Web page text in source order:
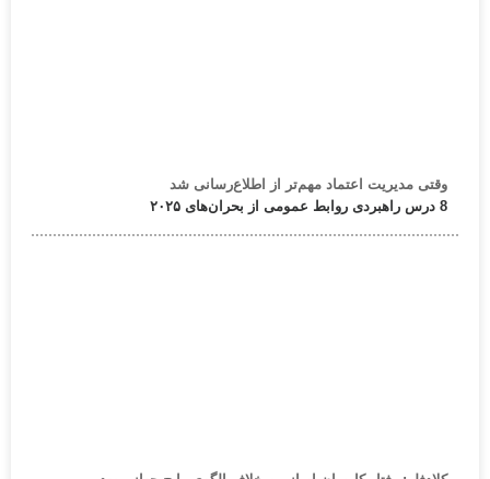
وقتی مدیریت اعتماد مهم‌تر از اطلاع‌رسانی شد
8 درس راهبردی روابط عمومی از بحران‌های ۲۰۲۵